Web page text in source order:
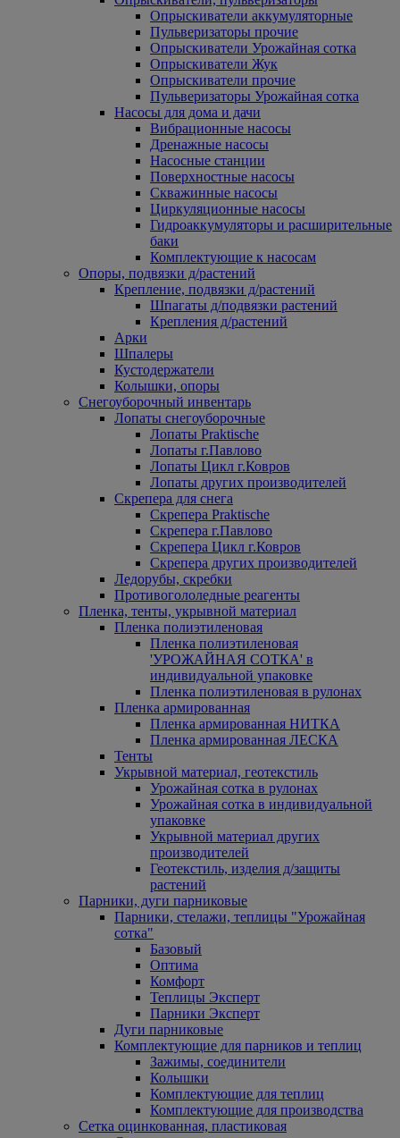
Опрыскиватели аккумуляторные
Пульверизаторы прочие
Опрыскиватели Урожайная сотка
Опрыскиватели Жук
Опрыскиватели прочие
Пульверизаторы Урожайная сотка
Насосы для дома и дачи
Вибрационные насосы
Дренажные насосы
Насосные станции
Поверхностные насосы
Скважинные насосы
Циркуляционные насосы
Гидроаккумуляторы и расширительные
баки
Комплектующие к насосам
Опоры, подвязки д/растений
Крепление, подвязки д/растений
Шпагаты д/подвязки растений
Крепления д/растений
Арки
Шпалеры
Кустодержатели
Колышки, опоры
Снегоуборочный инвентарь
Лопаты снегоуборочные
Лопаты Praktische
Лопаты г.Павлово
Лопаты Цикл г.Ковров
Лопаты других производителей
Скрепера для снега
Скрепера Praktische
Скрепера г.Павлово
Скрепера Цикл г.Ковров
Скрепера других производителей
Ледорубы, скребки
Противогололедные реагенты
Пленка, тенты, укрывной материал
Пленка полиэтиленовая
Пленка полиэтиленовая
'УРОЖАЙНАЯ СОТКА' в
индивидуальной упаковке
Пленка полиэтиленовая в рулонах
Пленка армированная
Пленка армированная НИТКА
Пленка армированная ЛЕСКА
Тенты
Укрывной материал, геотекстиль
Урожайная сотка в рулонах
Урожайная сотка в индивидуальной
упаковке
Укрывной материал других
производителей
Геотекстиль, изделия д/защиты
растений
Парники, дуги парниковые
Парники, стелажи, теплицы "Урожайная
сотка"
Базовый
Оптима
Комфорт
Теплицы Эксперт
Парники Эксперт
Дуги парниковые
Комплектующие для парников и теплиц
Зажимы, соединители
Колышки
Комплектующие для теплиц
Комплектующие для производства
Сетка оцинкованная, пластиковая